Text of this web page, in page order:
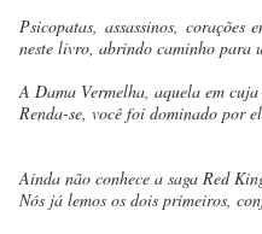
Psicopatas, assassinos, corações
neste livro, abrindo caminho para
A Dama Vermelha, aquela em
Renda-se, você foi dominado por
Ainda não conhece a saga Red
Nós já lemos os dois primeiros,